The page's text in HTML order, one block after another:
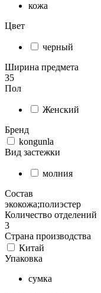
кожа
Цвет
черный
Ширина предмета
35
Пол
Женский
Бренд
kongunla
Вид застежки
молния
Состав
экокожа;полиэстер
Количество отделений
3
Страна производства
Китай
Упаковка
сумка